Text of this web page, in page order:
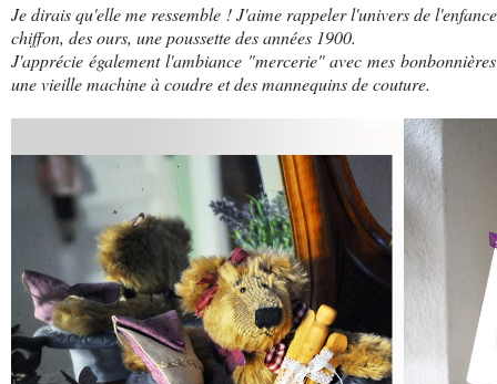
Je dirais qu'elle me ressemble ! J'aime rappeler l'univers de
chiffon, des ours, une poussette des années 1900.
J'apprécie également l'ambiance "mercerie" avec mes
une vieille machine à coudre et des mannequins de couture.